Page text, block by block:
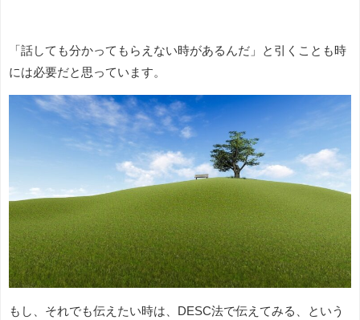
「話しても分かってもらえない時があるんだ」と引くことも時
には必要だと思っています。
もし、それでも伝えたい時は、DESC法で伝えてみる、という